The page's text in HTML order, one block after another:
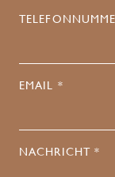
EMAIL *
NACHRICHT *